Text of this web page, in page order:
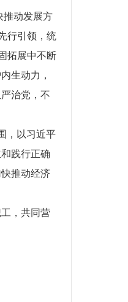
推动发展方
行引领，统
拓展中不断
生动力，
治党，不
，以习近平
践行正确
推动经济
，共同营